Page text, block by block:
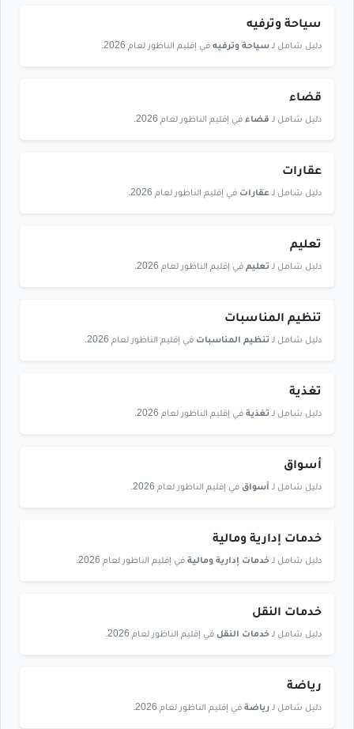
سياحة وترفيه
دليل شامل لـ سياحة وترفيه في إقليم الناظور لعام 2026.
قضاء
دليل شامل لـ قضاء في إقليم الناظور لعام 2026.
عقارات
دليل شامل لـ عقارات في إقليم الناظور لعام 2026.
تعليم
دليل شامل لـ تعليم في إقليم الناظور لعام 2026.
تنظيم المناسبات
دليل شامل لـ تنظيم المناسبات في إقليم الناظور لعام 2026.
تغذية
دليل شامل لـ تغذية في إقليم الناظور لعام 2026.
أسواق
دليل شامل لـ أسواق في إقليم الناظور لعام 2026.
خدمات إدارية ومالية
دليل شامل لـ خدمات إدارية ومالية في إقليم الناظور لعام 2026.
خدمات النقل
دليل شامل لـ خدمات النقل في إقليم الناظور لعام 2026.
رياضة
دليل شامل لـ رياضة في إقليم الناظور لعام 2026.